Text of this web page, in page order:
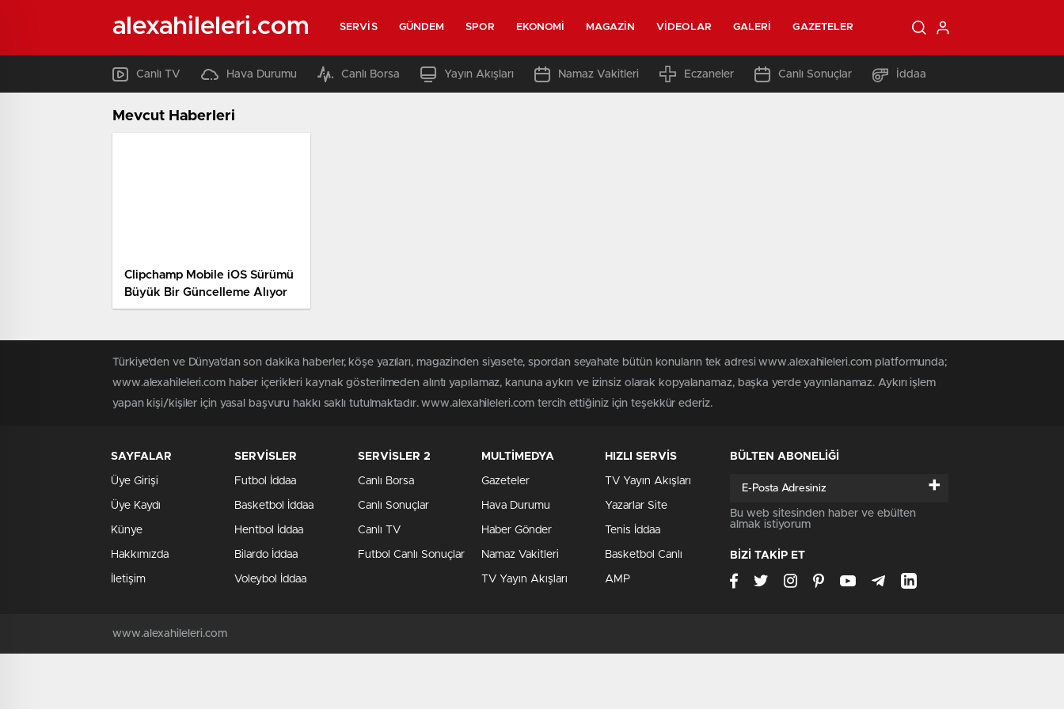
alexahileleri.com SERVIS GÜNDEM SPOR EKONOMI MAGAZIN VIDEOLAR GALERI GAZETELER
Canlı TV Hava Durumu Canlı Borsa Yayın Akışları Namaz Vakitleri Eczaneler Canlı Sonuçlar İddaa
Mevcut Haberleri
Clipchamp Mobile iOS Sürümü
Büyük Bir Güncelleme Alıyor
Türkiye'den ve Dünya’dan son dakika haberler, köşe yazıları, magazinden siyasete, spordan seyahate bütün konuların tek adresi www.alexahileleri.com platformunda;
www.alexahileleri.com haber içerikleri kaynak gösterilmeden alıntı yapılamaz, kanuna aykırı ve izinsiz olarak kopyalanamaz, başka yerde yayınlanamaz. Aykırı işlem
yapan kişi/kişiler için yasal başvuru hakkı saklı tutulmaktadır. www.alexahileleri.com tercih ettiğiniz için teşekkür ederiz.
SAYFALAR
Üye Girişi
Üye Kaydı
Künye
Hakkımızda
İletişim
SERVİSLER
Futbol İddaa
Basketbol İddaa
Hentbol İddaa
Bilardo İddaa
Voleybol İddaa
SERVİSLER 2
Canlı Borsa
Canlı Sonuçlar
Canlı TV
Futbol Canlı Sonuçlar
MULTİMEDYA
Gazeteler
Hava Durumu
Haber Gönder
Namaz Vakitleri
TV Yayın Akışları
HIZLI SERVİS
TV Yayın Akışları
Yazarlar Site
Tenis İddaa
Basketbol Canlı
AMP
BÜLTEN ABONELİĞİ
+
Bu web sitesinden haber ve ebülten
almak istiyorum
BİZİ TAKİP ET
www.alexahileleri.com